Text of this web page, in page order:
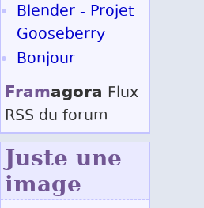
Blender - Projet
Gooseberry
Bonjour
Framagora Flux
RSS du forum
Juste une
image